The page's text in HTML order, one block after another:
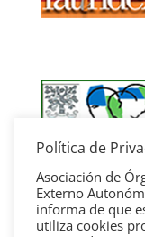
Política de
Asociación de
Externo
informa de que
utiliza cookies